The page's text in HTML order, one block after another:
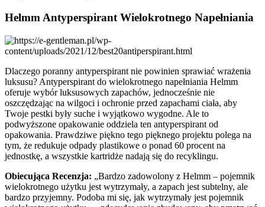
Helmm Antyperspirant Wielokrotnego Napełniania
Dlaczego poranny antyperspirant nie powinien sprawiać wrażenia
luksusu? Antyperspirant do wielokrotnego napełniania Helmm
oferuje wybór luksusowych zapachów, jednocześnie nie
oszczędzając na wilgoci i ochronie przed zapachami ciała, aby
Twoje pestki były suche i wyjątkowo wygodne. Ale to
podwyższone opakowanie oddziela ten antyperspirant od
opakowania. Prawdziwe piękno tego pięknego projektu polega na
tym, że redukuje odpady plastikowe o ponad 60 procent na
jednostkę, a wszystkie kartridże nadają się do recyklingu.
Obiecująca Recenzja: „Bardzo zadowolony z Helmm – pojemnik
wielokrotnego użytku jest wytrzymały, a zapach jest subtelny, ale
bardzo przyjemny. Podoba mi się, jak wytrzymały jest pojemnik